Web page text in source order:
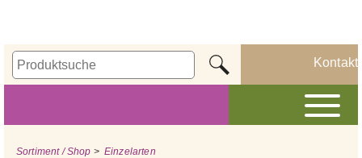
Kontakt
Sortiment / Shop >Einzelarten